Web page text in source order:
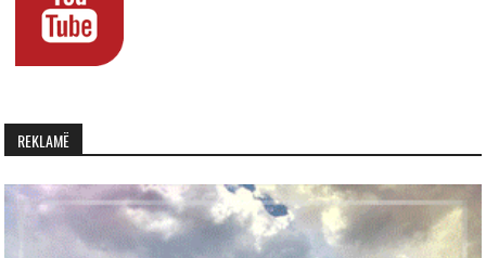
REKLAMË